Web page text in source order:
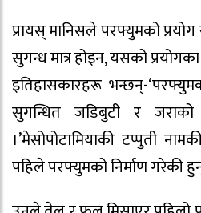
प्रायस् मानिसले परफ्युमको
सुगन्ध मात्र होइन, यसको
इतिहासकारहरू भन्छन्-
सुगन्धित जडिबुटी र
।’मेसोपोटामियाकी टप्पुती
पहिले परफ्युमको निर्माण गरेकी